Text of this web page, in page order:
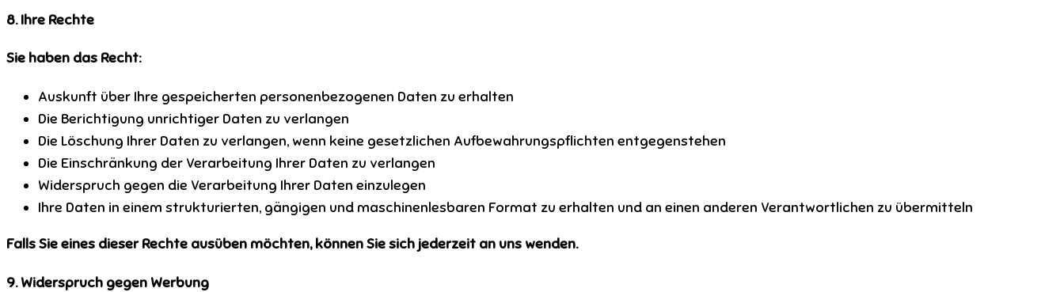
8. Ihre Rechte
Sie haben das Recht:
Auskunft über Ihre gespeicherten personenbezogenen Daten zu erhalten
Die Berichtigung unrichtiger Daten zu verlangen
Die Löschung Ihrer Daten zu verlangen, wenn keine gesetzlichen Aufbewahrungspflichten entgegenstehen
Die Einschränkung der Verarbeitung Ihrer Daten zu verlangen
Widerspruch gegen die Verarbeitung Ihrer Daten einzulegen
Ihre Daten in einem strukturierten, gängigen und maschinenlesbaren Format zu erhalten und an einen anderen Verantwortlichen zu übermitteln
Falls Sie eines dieser Rechte ausüben möchten, können Sie sich jederzeit an uns wenden.
9. Widerspruch gegen Werbung